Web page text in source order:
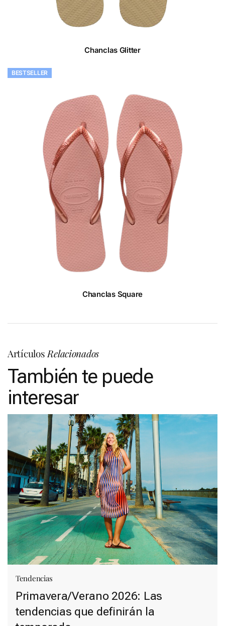
Chanclas Glitter
BESTSELLER
Chanclas Square
Artículos Relacionados
También te puede
interesar
Tendencias
Primavera/Verano 2026: Las
tendencias que definirán la